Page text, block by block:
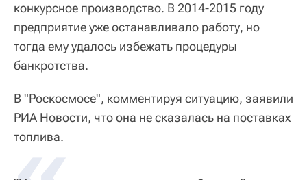
конкурсное производство. В 2014-2015 году
предприятие уже останавливало работу, но
тогда ему удалось избежать процедуры
банкротства.
В "Роскосмосе", комментируя ситуацию, заявили
РИА Новости, что она не сказалась на поставках
топлива.